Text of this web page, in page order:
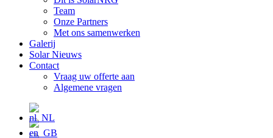
Team
Onze Partners
Met ons samenwerken
Galerij
Solar Nieuws
Contact
Vraag uw offerte aan
Algemene vragen